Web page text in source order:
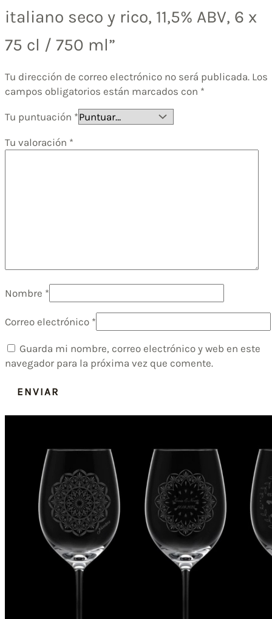
italiano seco y rico, 11,5% ABV, 6 x
75 cl / 750 ml”
Tu dirección de correo electrónico no será publicada. Los
campos obligatorios están marcados con *
Tu puntuación *
Tu valoración *
Nombre *
Correo electrónico *
Guarda mi nombre, correo electrónico y web en este
navegador para la próxima vez que comente.